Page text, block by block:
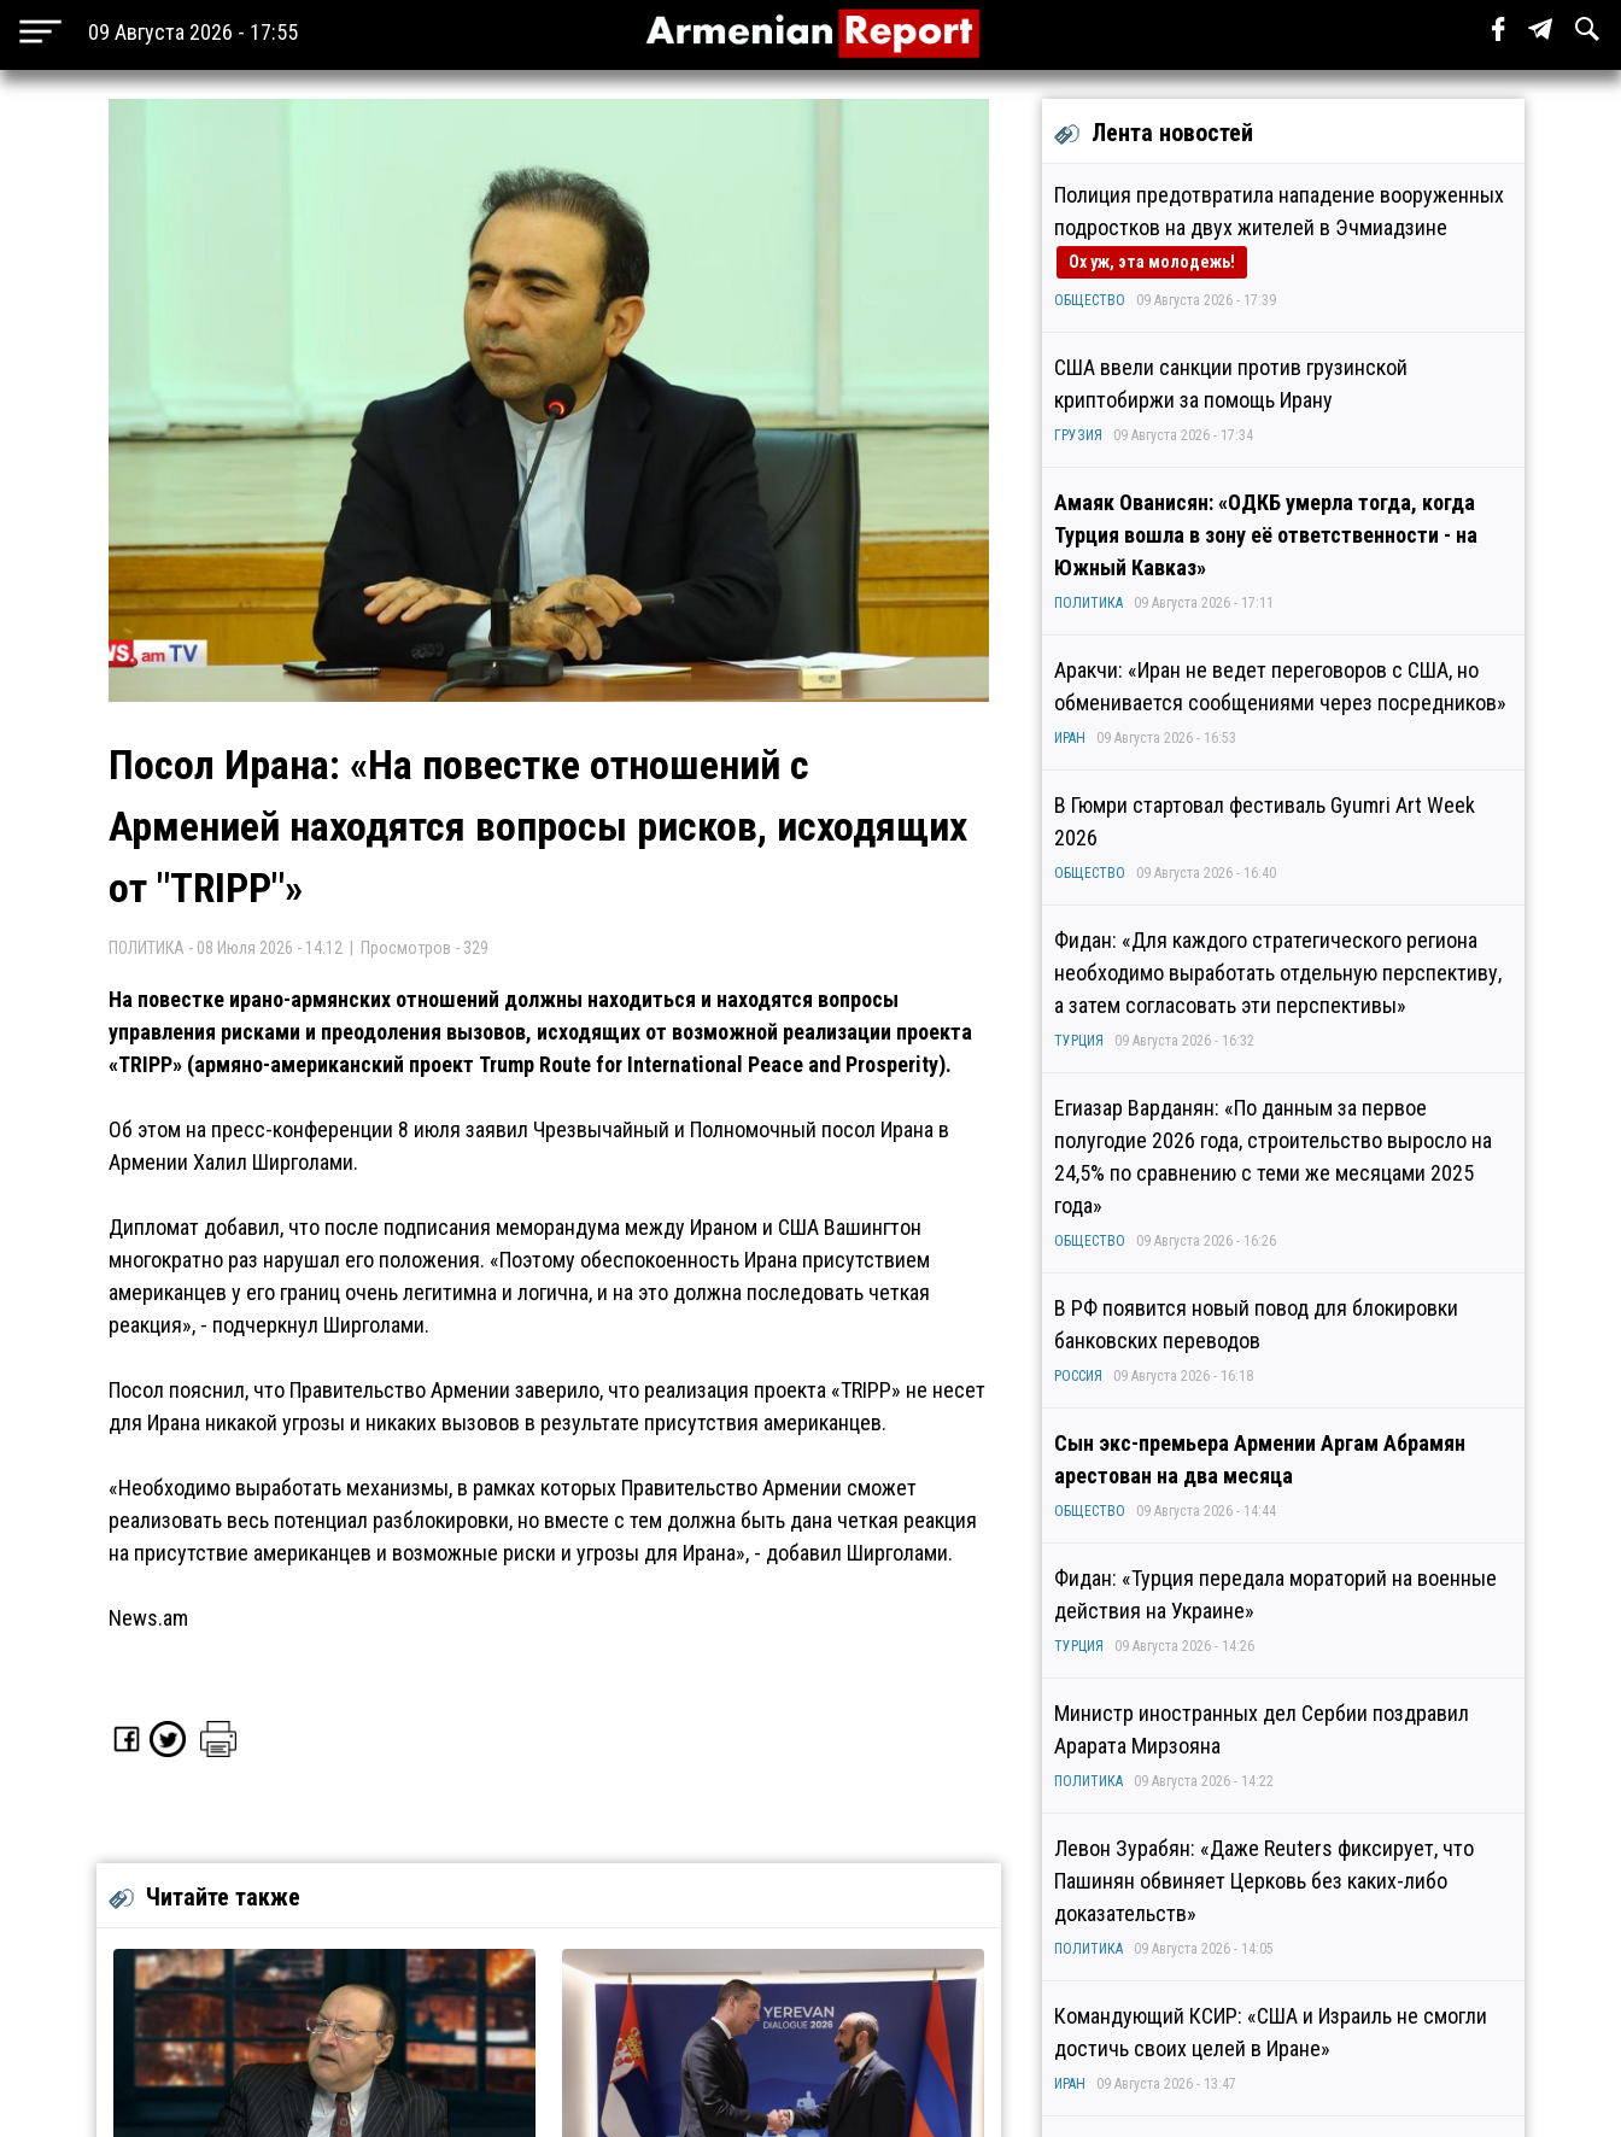
09 Августа 2026 - 17:55
Посол Ирана: «На повестке отношений с
Арменией находятся вопросы рисков, исходящих
от "TRIPP"»
ПОЛИТИКА - 08 Июля 2026 - 14:12 | Просмотров - 329
На повестке ирано-армянских отношений должны находиться и находятся вопросы
управления рисками и преодоления вызовов, исходящих от возможной реализации проекта
«TRIPP» (армяно-американский проект Trump Route for International Peace and Prosperity).
Об этом на пресс-конференции 8 июля заявил Чрезвычайный и Полномочный посол Ирана в
Армении Халил Ширголами.
Дипломат добавил, что после подписания меморандума между Ираном и США Вашингтон
многократно раз нарушал его положения. «Поэтому обеспокоенность Ирана присутствием
американцев у его границ очень легитимна и логична, и на это должна последовать четкая
реакция», - подчеркнул Ширголами.
Посол пояснил, что Правительство Армении заверило, что реализация проекта «TRIPP» не несет
для Ирана никакой угрозы и никаких вызовов в результате присутствия американцев.
«Необходимо выработать механизмы, в рамках которых Правительство Армении сможет
реализовать весь потенциал разблокировки, но вместе с тем должна быть дана четкая реакция
на присутствие американцев и возможные риски и угрозы для Ирана», - добавил Ширголами.
News.am
Читайте также
Лента новостей
Полиция предотвратила нападение вооруженных
подростков на двух жителей в Эчмиадзине
Ох уж, эта молодежь!
ОБЩЕСТВО 09 Августа 2026 - 17:39
США ввели санкции против грузинской
криптобиржи за помощь Ирану
ГРУЗИЯ 09 Августа 2026 - 17:34
Амаяк Ованисян: «ОДКБ умерла тогда, когда
Турция вошла в зону её ответственности - на
Южный Кавказ»
ПОЛИТИКА 09 Августа 2026 - 17:11
Аракчи: «Иран не ведет переговоров с США, но
обменивается сообщениями через посредников»
ИРАН 09 Августа 2026 - 16:53
В Гюмри стартовал фестиваль Gyumri Art Week
2026
ОБЩЕСТВО 09 Августа 2026 - 16:40
Фидан: «Для каждого стратегического региона
необходимо выработать отдельную перспективу,
а затем согласовать эти перспективы»
ТУРЦИЯ 09 Августа 2026 - 16:32
Егиазар Варданян: «По данным за первое
полугодие 2026 года, строительство выросло на
24,5% по сравнению с теми же месяцами 2025
года»
ОБЩЕСТВО 09 Августа 2026 - 16:26
В РФ появится новый повод для блокировки
банковских переводов
РОССИЯ 09 Августа 2026 - 16:18
Сын экс-премьера Армении Аргам Абрамян
арестован на два месяца
ОБЩЕСТВО 09 Августа 2026 - 14:44
Фидан: «Турция передала мораторий на военные
действия на Украине»
ТУРЦИЯ 09 Августа 2026 - 14:26
Министр иностранных дел Сербии поздравил
Арарата Мирзояна
ПОЛИТИКА 09 Августа 2026 - 14:22
Левон Зурабян: «Даже Reuters фиксирует, что
Пашинян обвиняет Церковь без каких-либо
доказательств»
ПОЛИТИКА 09 Августа 2026 - 14:05
Командующий КСИР: «США и Израиль не смогли
достичь своих целей в Иране»
ИРАН 09 Августа 2026 - 13:47